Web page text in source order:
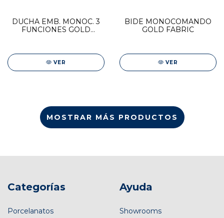
DUCHA EMB. MONOC. 3
FUNCIONES GOLD
VER
BIDE MONOCOMANDO
GOLD FABRIC
VER
MOSTRAR MÁS PRODUCTOS
Categorías
Porcelanatos
Ayuda
Showrooms